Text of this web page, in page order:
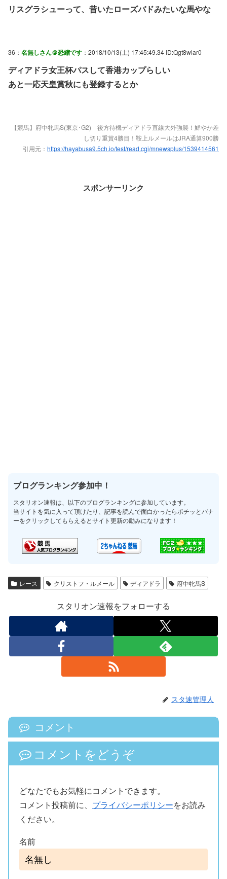
リスグラシューって、昔いたローズバドみたいな馬やな
36： 名無しさん＠恐縮です ：2018/10/13(土) 17:45:49.34 ID:Qgt8wlar0
ディアドラ女王杯パスして香港カップらしい
あと一応天皇賞秋にも登録するとか
【競馬】府中牝馬S(東京･G2) 後方待機ディアドラ直線大外強襲！鮮やか差
し切り重賞4勝目！鞍上ルメールはJRA通算900勝
引用元： https://hayabusa9.5ch.io/test/read.cgi/mnewsplus/1539414561
スポンサーリンク
ブログランキング参加中！
スタリオン速報は、以下のブログランキングに参加しています。
当サイトを気に入って頂けたり、記事を読んで面白かったらポチッとバナ
ーをクリックしてもらえるとサイト更新の励みになります！
レース クリストフ・ルメール ディアドラ 府中牝馬S
スタリオン速報をフォローする
スタ速管理人
コメント
コメントをどうぞ
どなたでもお気軽にコメントできます。
コメント投稿前に、 プライバシーポリシーをお読み
ください。
名前